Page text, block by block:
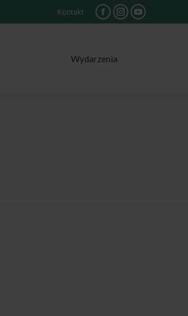
Kontakt
Facebook
Instagram
YouTube
Wydarzenia